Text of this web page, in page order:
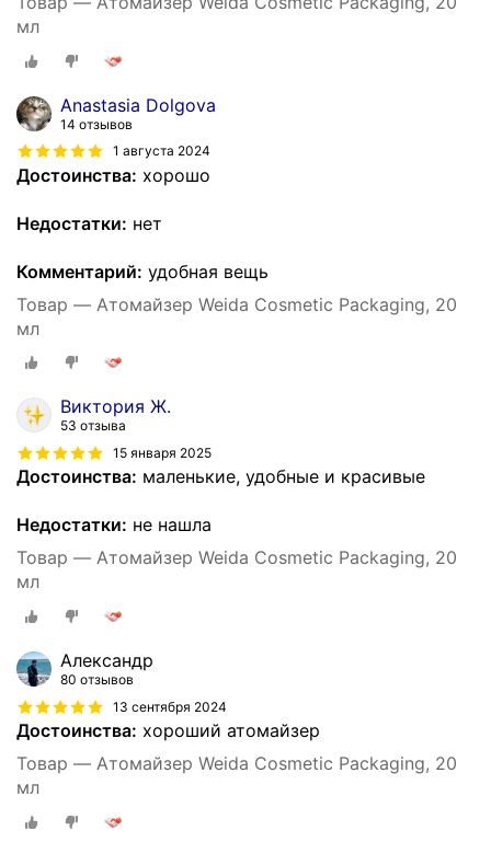
мл
Anastasia Dolgova
14 отзывов
1 августа 2024
Достоинства: хорошо
Недостатки: нет
Комментарий: удобная вещь
Товар — Атомайзер Weida Cosmetic Packaging, 20
мл
Виктория Ж.
53 отзыва
15 января 2025
Достоинства: маленькие, удобные и красивые
Недостатки: не нашла
Товар — Атомайзер Weida Cosmetic Packaging, 20
мл
Александр
80 отзывов
13 сентября 2024
Достоинства: хороший атомайзер
Товар — Атомайзер Weida Cosmetic Packaging, 20
мл